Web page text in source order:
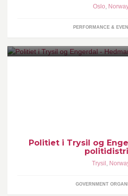
Oslo,
PERFORMANCE &
Politiet i Trysil og
Trysil ,
GOVERNMENT